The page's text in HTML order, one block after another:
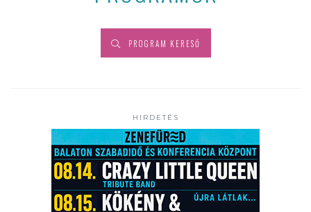
PROGRAM KERESŐ
HIRDETÉS